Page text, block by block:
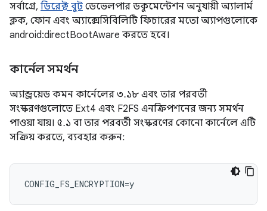
সর্বাগ্রে, ডিরেক্ট বুট ডেভেলপার ডকুমেন্টেশন অনুযায়ী অ্যালার্ম
ক্লক, ফোন এবং অ্যাক্সেসিবিলিটি ফিচারের মতো অ্যাপগুলোকে
android:directBootAware করতে হবে।
কার্নেল সমর্থন
অ্যান্ড্রয়েড কমন কার্নেলের ৩.১৮ এবং তার পরবর্তী
সংস্করণগুলোতে Ext4 এবং F2FS এনক্রিপশনের জন্য সমর্থন
পাওয়া যায়। ৫.১ বা তার পরবর্তী সংস্করণের কোনো কার্নেলে এটি
সক্রিয় করতে, ব্যবহার করুন: